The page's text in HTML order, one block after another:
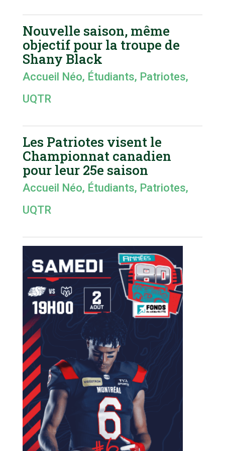
Nouvelle saison, même
objectif pour la troupe de
Shany Black
Accueil Néo, Étudiants, Patriotes,
UQTR
Les Patriotes visent le
Championnat canadien
pour leur 25e saison
Accueil Néo, Étudiants, Patriotes,
UQTR